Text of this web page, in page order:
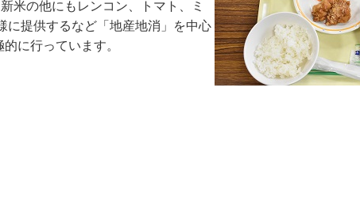
米の他にもレンコン、トマト、ミ
に提供するなど「地産地消」を中心
的に行っています。